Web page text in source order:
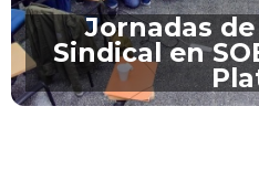
Jornadas
Sindical en